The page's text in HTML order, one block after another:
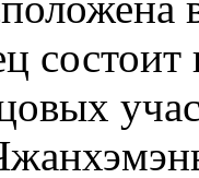
состоит